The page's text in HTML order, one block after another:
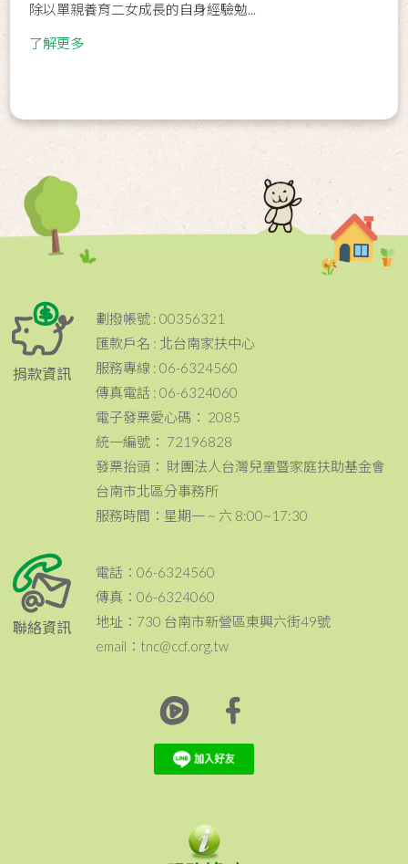
除以單親養育二女成長的自身經驗勉...
了解更多
捐款資訊
劃撥帳號 : 00356321
匯款戶名 : 北台南家扶中心
服務專線 : 06-6324560
傳真電話 : 06-6324060
電子發票愛心碼： 2085
統一編號： 72196828
發票抬頭： 財團法人台灣兒童暨家庭扶助基金會
台南市北區分事務所
服務時間：星期一 ~ 六 8:00~17:30
聯絡資訊
電話：06-6324560
傳真：06-6324060
地址：730 台南市新營區東興六街49號
email：tnc@ccf.org.tw